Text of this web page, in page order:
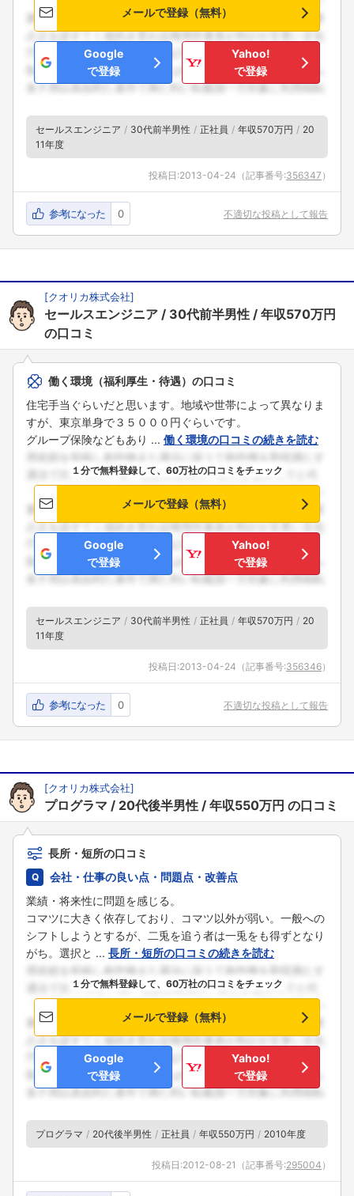
こちらの企業もフォローしませんか？
メールで登録（無料）
Google
で登録
Yahoo!
で登録
セールスエンジニア 30代前半男性 正社員 年収570万円
20
11年度
投稿日:2013-04-24 （記事番号:356347 ）
参考になった 0 不適切な投稿として報告
[クオリカ株式会社]
セールスエンジニア 30代前半男性
年収570万円
の口コミ
働く環境（福利厚生・待遇）の口コミ
住宅手当ぐらいだと思います。地域や世帯によって異なりま
すが、東京単身で３５０００円ぐらいです。
グループ保険などもあり ... 働く環境の口コミの続きを読む
１分で無料登録して、60万社の口コミをチェック
メールで登録（無料）
Google
で登録
Yahoo!
で登録
セールスエンジニア 30代前半男性 正社員 年収570万円
20
11年度
投稿日:2013-04-24 （記事番号:356346）
参考になった 0 不適切な投稿として報告
[クオリカ株式会社]
プログラマ 20代後半男性 年収550万円 の口コミ
長所・短所の口コミ
会社・仕事の良い点・問題点・改善点
業績・将来性に問題を感じる。
コマツに大きく依存しており、コマツ以外が弱い。一般への
シフトしようとするが、二兎を追う者は一兎をも得ずとなり
がち。選択と ... 長所・短所の口コミの続きを読む
１分で無料登録して、60万社の口コミをチェック
メールで登録（無料）
Google
で登録
Yahoo!
で登録
プログラマ 20代後半男性 正社員 年収550万円 2010年度
投稿日:2012-08-21 （記事番号:295004 ）